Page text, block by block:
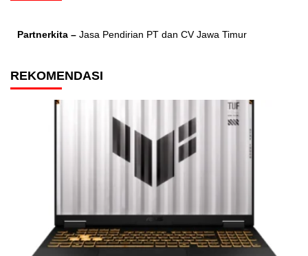
Partnerkita – Jasa Pendirian PT dan CV Jawa Timur
REKOMENDASI